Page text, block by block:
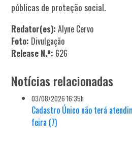
públicas de proteção social.
Redator(es): Alyne Cervo
Foto: Divulgação
Release N.º: 626
Notícias relacionadas
03/08/2026 16:35h
Cadastro Único não terá
feira (7)